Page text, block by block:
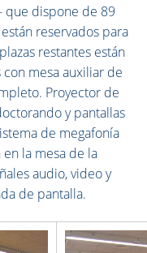
que dispone de 89
reservados para
restantes están
mesa auxiliar de
Proyector de
y pantallas
de megafonía
la mesa de la
audio, video y
de pantalla.